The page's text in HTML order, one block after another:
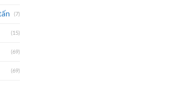
(7)
(15)
(69)
(69)